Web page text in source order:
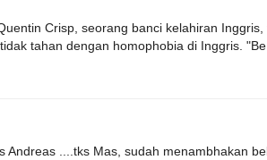
Crisp, seorang banci kelahiran
tahan dengan homophobia di Inggris.
Andreas ....tks Mas, sudah menambhakan